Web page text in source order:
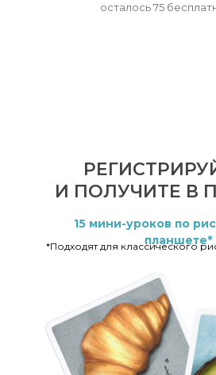
осталось 75
И ПОЛУЧИТЕ В
15 мини-уроков по
планшете*
*Подходят для классического